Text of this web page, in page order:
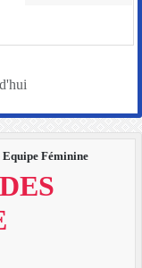
Equipe Féminine